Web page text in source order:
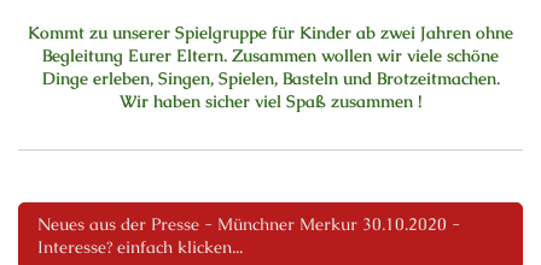
Kommt zu unserer Spielgruppe für Kinder ab zwei Jahren ohne
Begleitung Eurer Eltern. Zusammen wollen wir viele schöne
Dinge erleben, Singen, Spielen, Basteln und Brotzeitmachen.
Wir haben sicher viel Spaß zusammen !
Neues aus der Presse - Münchner Merkur 30.10.2020 -
Interesse? einfach klicken...